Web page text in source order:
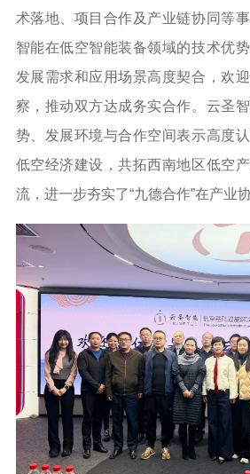
术落地、项目合作及产业链协同等
智能在低空智能装备领域的技术优
发展需求和应用场景高度契合，欢
察，推动双方达成务实合作。云圣
势、发展环境与合作空间表示高度
低空经济建设，共拓西南地区低空
流，进一步夯实了“九德合作”在产业